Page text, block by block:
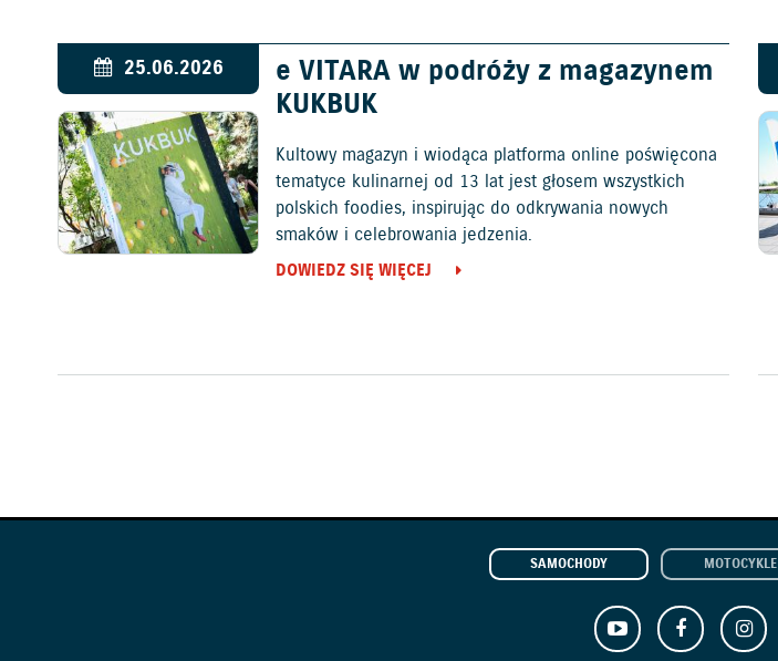
25.06.2026
e VITARA w podróży z magazynem
KUKBUK
Kultowy magazyn i wiodąca platforma online poświęcona
tematyce kulinarnej od 13 lat jest głosem wszystkich
polskich foodies, inspirując do odkrywania nowych
smaków i celebrowania jedzenia.
DOWIEDZ SIĘ WIĘCEJ
SAMOCHODY MOTOCYKLE